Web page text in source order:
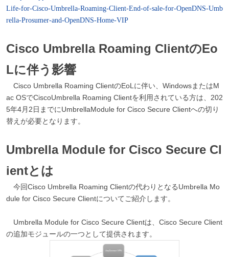
Life-for-Cisco-Umbrella-Roaming-Client-End-of-sale-for-OpenDNS-Umb
rella-Prosumer-and-OpenDNS-Home-VIP
Cisco Umbrella Roaming ClientのEo
Lに伴う影響
Cisco Umbrella Roaming ClientのEoLに伴い、WindowsまたはM
ac OSでCiscoUmbrella Roaming Clientを利用されている方は、202
5年4月2日までにUmbrellaModule for Cisco Secure Clientへの切り
替えが必要となります。
Umbrella Module for Cisco Secure Cl
ientとは
今回Cisco Umbrella Roaming Clientの代わりとなるUmbrella Mo
dule for Cisco Secure Clientについてご紹介します。
Umbrella Module for Cisco Secure Clientは、Cisco Secure Client
の追加モジュールの一つとして提供されます。